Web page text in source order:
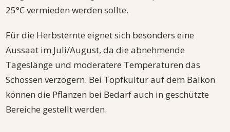
25°C vermieden werden sollte.
Für die Herbsternte eignet sich besonders eine
Aussaat im Juli/August, da die abnehmende
Tageslänge und moderatere Temperaturen das
Schossen verzögern. Bei Topfkultur auf dem Balkon
können die Pflanzen bei Bedarf auch in geschützte
Bereiche gestellt werden.